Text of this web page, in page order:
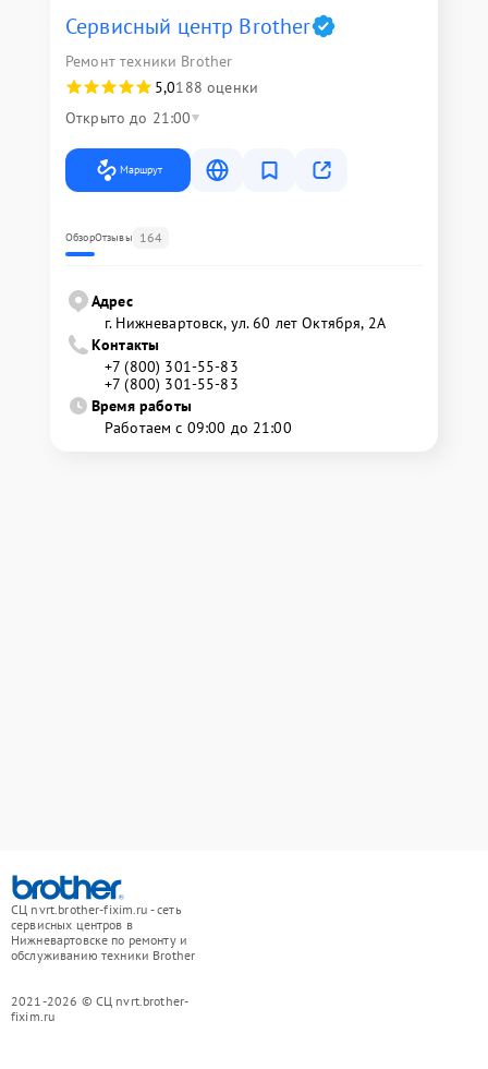
Сервисный центр Brother
Ремонт техники Brother
5,0188 оценки
Открыто до 21:00
Маршрут
ОбзорОтзывы 164
Адрес
г. Нижневартовск, ул. 60 лет Октября, 2А
Контакты
+7 (800) 301-55-83
+7 (800) 301-55-83
Время работы
Работаем с 09:00 до 21:00
СЦ nvrt.brother-fixim.ru - сеть
сервисных центров в
Нижневартовске по ремонту и
обслуживанию техники Brother
2021-2026 © СЦ nvrt.brother-
fixim.ru